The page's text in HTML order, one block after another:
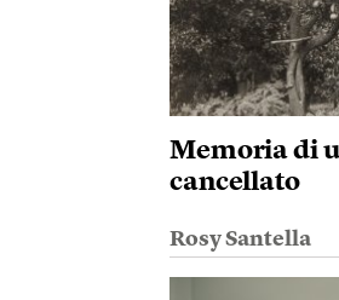
Memoria di
cancellato
Rosy Santella